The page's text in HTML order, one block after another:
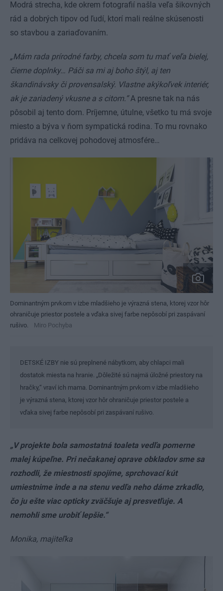
Modrá strecha, kde okrem fotografií našla veľa šikovných
rád a dobrých tipov od ľudí, ktorí mali reálne skúsenosti
so stavbou a zariaďovaním.
„Mám rada prírodné farby, chcela som tu mať veľa bielej,
čierne doplnky… Páči sa mi aj boho štýl, aj ten
škandinávsky či provensalský. Vlastne akýkoľvek interiér,
ak je zariadený vkusne a s citom.“A presne tak na nás
pôsobil aj tento dom. Príjemne, útulne, všetko tu má svoje
miesto a býva v ňom sympatická rodina. To mu rovnako
pridáva na celkovej pohodovej atmosfére…
Dominantným prvkom v izbe mladšieho je výrazná stena, ktorej vzor hôr
ohraničuje priestor postele a vďaka sivej farbe nepôsobí pri zaspávaní
rušivo.
Miro Pochyba
DETSKÉ IZBY nie sú preplnené nábytkom, aby chlapci mali
dostatok miesta na hranie. „Dôležité sú najmä úložné priestory na
hračky,“ vraví ich mama. Dominantným prvkom v izbe mladšieho
je výrazná stena, ktorej vzor hôr ohraničuje priestor postele a
vďaka sivej farbe nepôsobí pri zaspávaní rušivo.
„V projekte bola samostatná toaleta vedľa pomerne
malej kúpeľne. Pri nečakanej oprave obkladov sme sa
rozhodli, že miestnosti spojíme, sprchovací kút
umiestnime inde a na stenu vedľa neho dáme zrkadlo,
čo ju ešte viac opticky zväčšuje aj presvetľuje. A
nemohli sme urobiť lepšie.“
Monika, majiteľka